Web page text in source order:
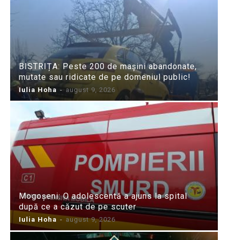
BISTRIȚA: Peste 200 de mașini abandonate,
mutate sau ridicate de pe domeniul public!
Iulia Hoha - august 9, 2026
Mogoșeni: O adolescentă a ajuns la spital
după ce a căzut de pe scuter
Iulia Hoha - august 9, 2026